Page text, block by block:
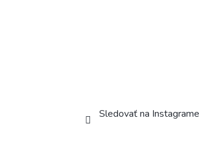
Sledovať na Instagrame